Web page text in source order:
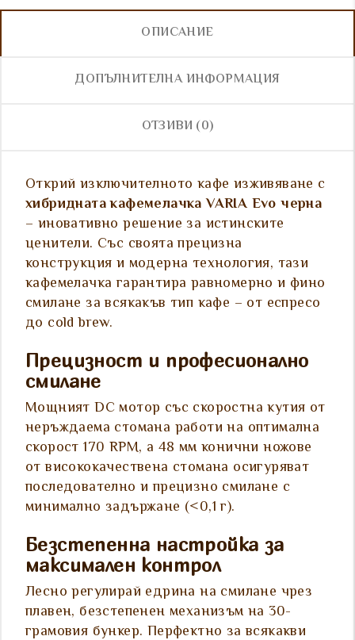
ОПИСАНИЕ
ДОПЪЛНИТЕЛНА ИНФОРМАЦИЯ
ОТЗИВИ (0)
Открий изключителното кафе изживяване с
хибридната кафемелачка VARIA Evo черна
– иновативно решение за истинските
ценители. Със своята прецизна
конструкция и модерна технология, тази
кафемелачка гарантира равномерно и фино
смилане за всякакъв тип кафе – от еспресо
до cold brew.
Прецизност и професионално
смилане
Мощният DC мотор със скоростна кутия от
неръждаема стомана работи на оптимална
скорост 170 RPM, а 48 мм конични ножове
от висококачествена стомана осигуряват
последователно и прецизно смилане с
минимално задържане (<0,1 г).
Безстепенна настройка за
максимален контрол
Лесно регулирай едрина на смилане чрез
плавен, безстепенен механизъм на 30-
грамовия бункер. Перфектно за всякакви